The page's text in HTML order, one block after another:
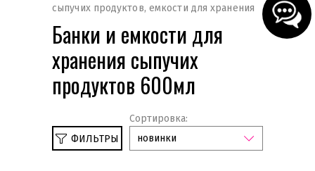
сыпучих продуктов, емкости для хранения
Банки и емкости для
хранения сыпучих
продуктов 600мл
Сортировка:
новинки
ФИЛЬТРЫ